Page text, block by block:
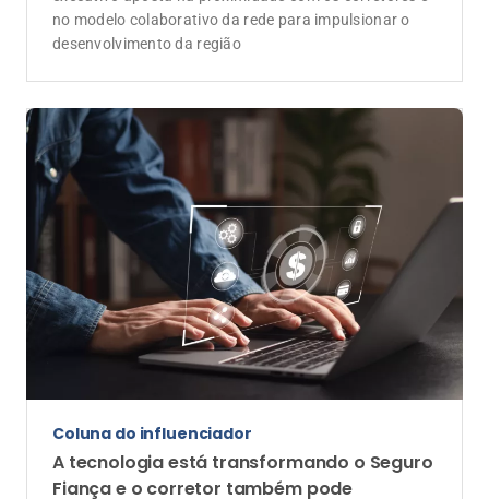
no modelo colaborativo da rede para impulsionar o
desenvolvimento da região
Coluna do influenciador
A tecnologia está transformando o Seguro
Fiança e o corretor também pode